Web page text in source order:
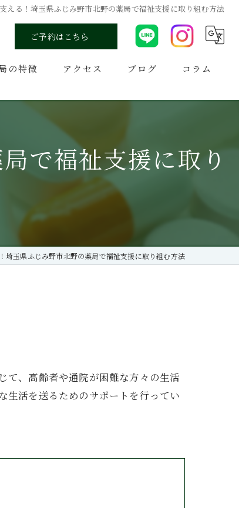
える！埼玉県ふじみ野市北野の薬局で福祉支援に取り組む方法
ご予約はこちら
の特徴 アクセス ブログ コラム
で福祉支援に取り
埼玉県ふじみ野市北野の薬局で福祉支援に取り組む方法
て、高齢者や通院が困難な方々の生活
生活を送るためのサポートを行ってい